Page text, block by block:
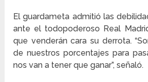
El guardameta admitió las
ante el todopoderoso Real
que venderán cara su derrota.
de nuestros porcentajes para
nos van a tener que ganar”, señaló.